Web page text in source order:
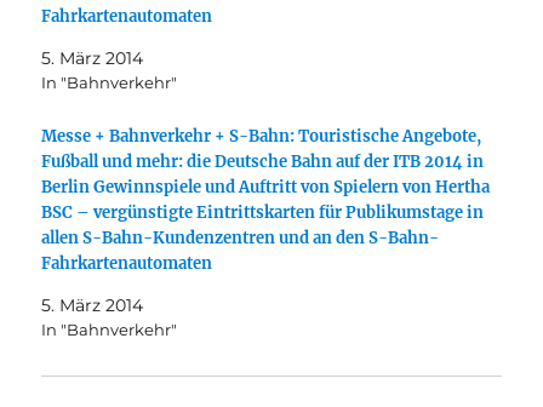
Fahrkartenautomaten
5. März 2014
In "Bahnverkehr"
Messe + Bahnverkehr + S-Bahn: Touristische Angebote,
Fußball und mehr: die Deutsche Bahn auf der ITB 2014 in
Berlin Gewinnspiele und Auftritt von Spielern von Hertha
BSC – vergünstigte Eintrittskarten für Publikumstage in
allen S-Bahn-Kundenzentren und an den S-Bahn-
Fahrkartenautomaten
5. März 2014
In "Bahnverkehr"